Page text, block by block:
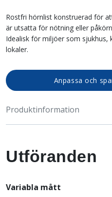
Rostfri hörnlist konstruerad för
är utsatta för nötning eller
Idealisk för miljöer som sjukhus,
lokaler.
Anpassa och
Produktinformation
Utföranden
Variabla mått